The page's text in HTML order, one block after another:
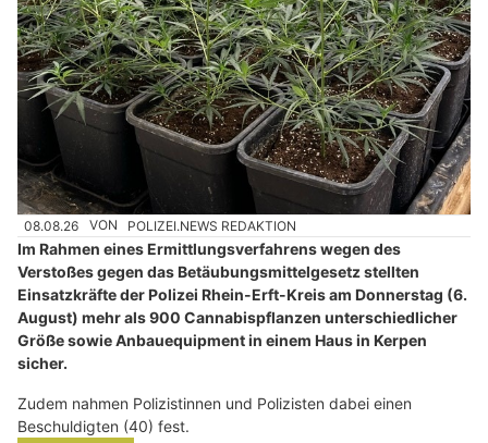
08.08.26 VON POLIZEI.NEWS REDAKTION
Im Rahmen eines Ermittlungsverfahrens wegen des
Verstoßes gegen das Betäubungsmittelgesetz stellten
Einsatzkräfte der Polizei Rhein-Erft-Kreis am Donnerstag (6.
August) mehr als 900 Cannabispflanzen unterschiedlicher
Größe sowie Anbauequipment in einem Haus in Kerpen
sicher.
Zudem nahmen Polizistinnen und Polizisten dabei einen
Beschuldigten (40) fest.